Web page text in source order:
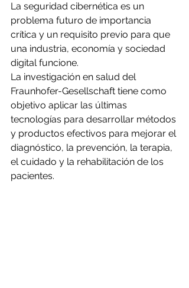
La seguridad cibernética es un
problema futuro de importancia
crítica y un requisito previo para que
una industria, economía y sociedad
digital funcione.
La investigación en salud del
Fraunhofer-Gesellschaft tiene como
objetivo aplicar las últimas
tecnologías para desarrollar métodos
y productos efectivos para mejorar el
diagnóstico, la prevención, la terapia,
el cuidado y la rehabilitación de los
pacientes.